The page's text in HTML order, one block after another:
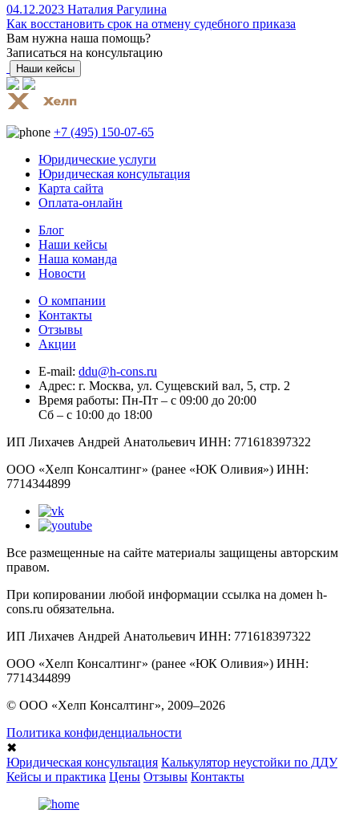
04.12.2023 Наталия Рагулина
Как восстановить срок на отмену судебного приказа
Вам нужна наша помощь?
Записаться на консультацию
Наши кейсы
+7 (495) 150-07-65
Юридические услуги
Юридическая консультация
Карта сайта
Оплата-онлайн
Блог
Наши кейсы
Наша команда
Новости
О компании
Контакты
Отзывы
Акции
E-mail: ddu@h-cons.ru
Адрес: г. Москва, ул. Сущевский вал, 5, стр. 2
Время работы: Пн-Пт – с 09:00 до 20:00
Сб – с 10:00 до 18:00
ИП Лихачев Андрей Анатольевич ИНН: 771618397322
ООО «Хелп Консалтинг» (ранее «ЮК Оливия») ИНН:
7714344899
Все размещенные на сайте материалы защищены авторским
правом.
При копировании любой информации ссылка на домен h-
cons.ru обязательна.
ИП Лихачев Андрей Анатольевич ИНН: 771618397322
ООО «Хелп Консалтинг» (ранее «ЮК Оливия») ИНН:
7714344899
© ООО «Хелп Консалтинг», 2009–2026
Политика конфиденциальности
✖
Юридическая консультация Калькулятор неустойки по ДДУ
Кейсы и практика Цены Отзывы Контакты